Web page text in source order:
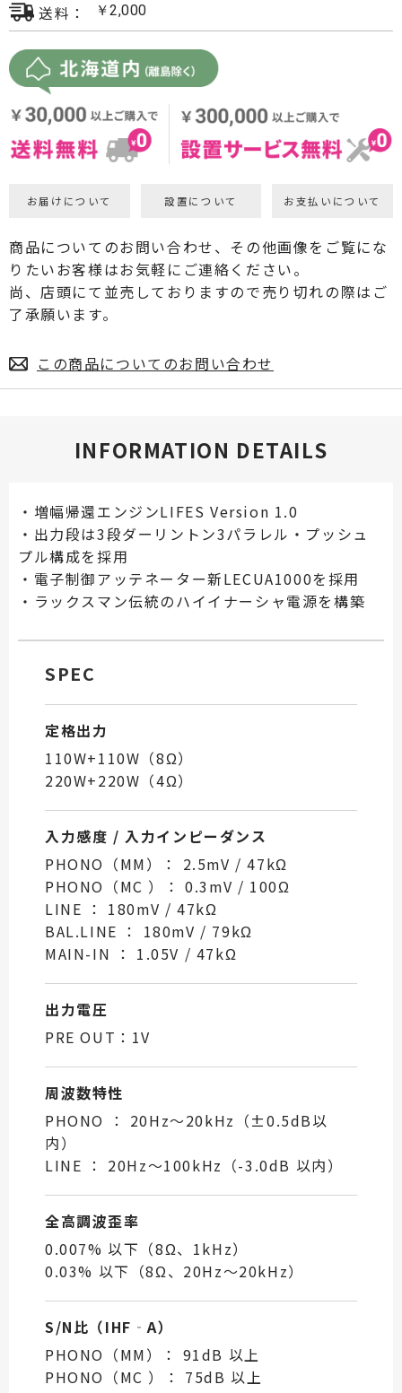
送料：
￥2,000
お届けについて 設置について お支払いについて
商品についてのお問い合わせ、その他画像をご覧にな
りたいお客様はお気軽にご連絡ください。
尚、店頭にて並売しておりますので売り切れの際はご
了承願います。
この商品についてのお問い合わせ
INFORMATION DETAILS
・増幅帰還エンジンLIFES Version 1.0
・出力段は3段ダーリントン3パラレル・プッシュ
プル構成を採用
・電子制御アッテネーター新LECUA1000を採用
・ラックスマン伝統のハイイナーシャ電源を構築
SPEC
定格出力
110W+110W（8Ω）
220W+220W（4Ω）
入力感度 / 入力インピーダンス
PHONO（MM）： 2.5mV / 47kΩ
PHONO（MC ）： 0.3mV / 100Ω
LINE ： 180mV / 47kΩ
BAL.LINE ： 180mV / 79kΩ
MAIN-IN ： 1.05V / 47kΩ
出力電圧
PRE OUT：1V
周波数特性
PHONO ： 20Hz～20kHz（±0.5dB以
内）
LINE ： 20Hz～100kHz（-3.0dB 以内）
全高調波歪率
0.007% 以下（8Ω、1kHz）
0.03% 以下（8Ω、20Hz～20kHz）
S/N比（IHF‐A）
PHONO（MM）： 91dB 以上
PHONO（MC ）： 75dB 以上